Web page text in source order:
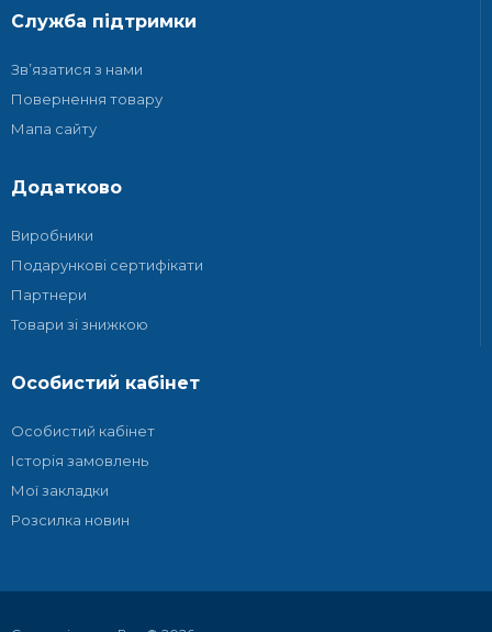
Служба підтримки
Зв’язатися з нами
Повернення товару
Мапа сайту
Додатково
Виробники
Подарункові сертифікати
Партнери
Товари зі знижкою
Особистий кабінет
Особистий кабінет
Історія замовлень
Мої закладки
Розсилка новин